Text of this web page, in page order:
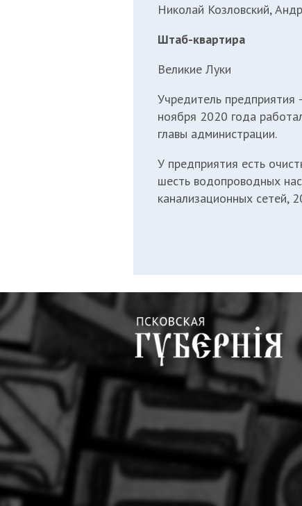
Николай Козловский,
Штаб-квартира
Великие Луки
Учредитель предприятия
ноября 2020 года
главы администрации.
У предприятия есть
шесть водопроводных
канализационных сетей,